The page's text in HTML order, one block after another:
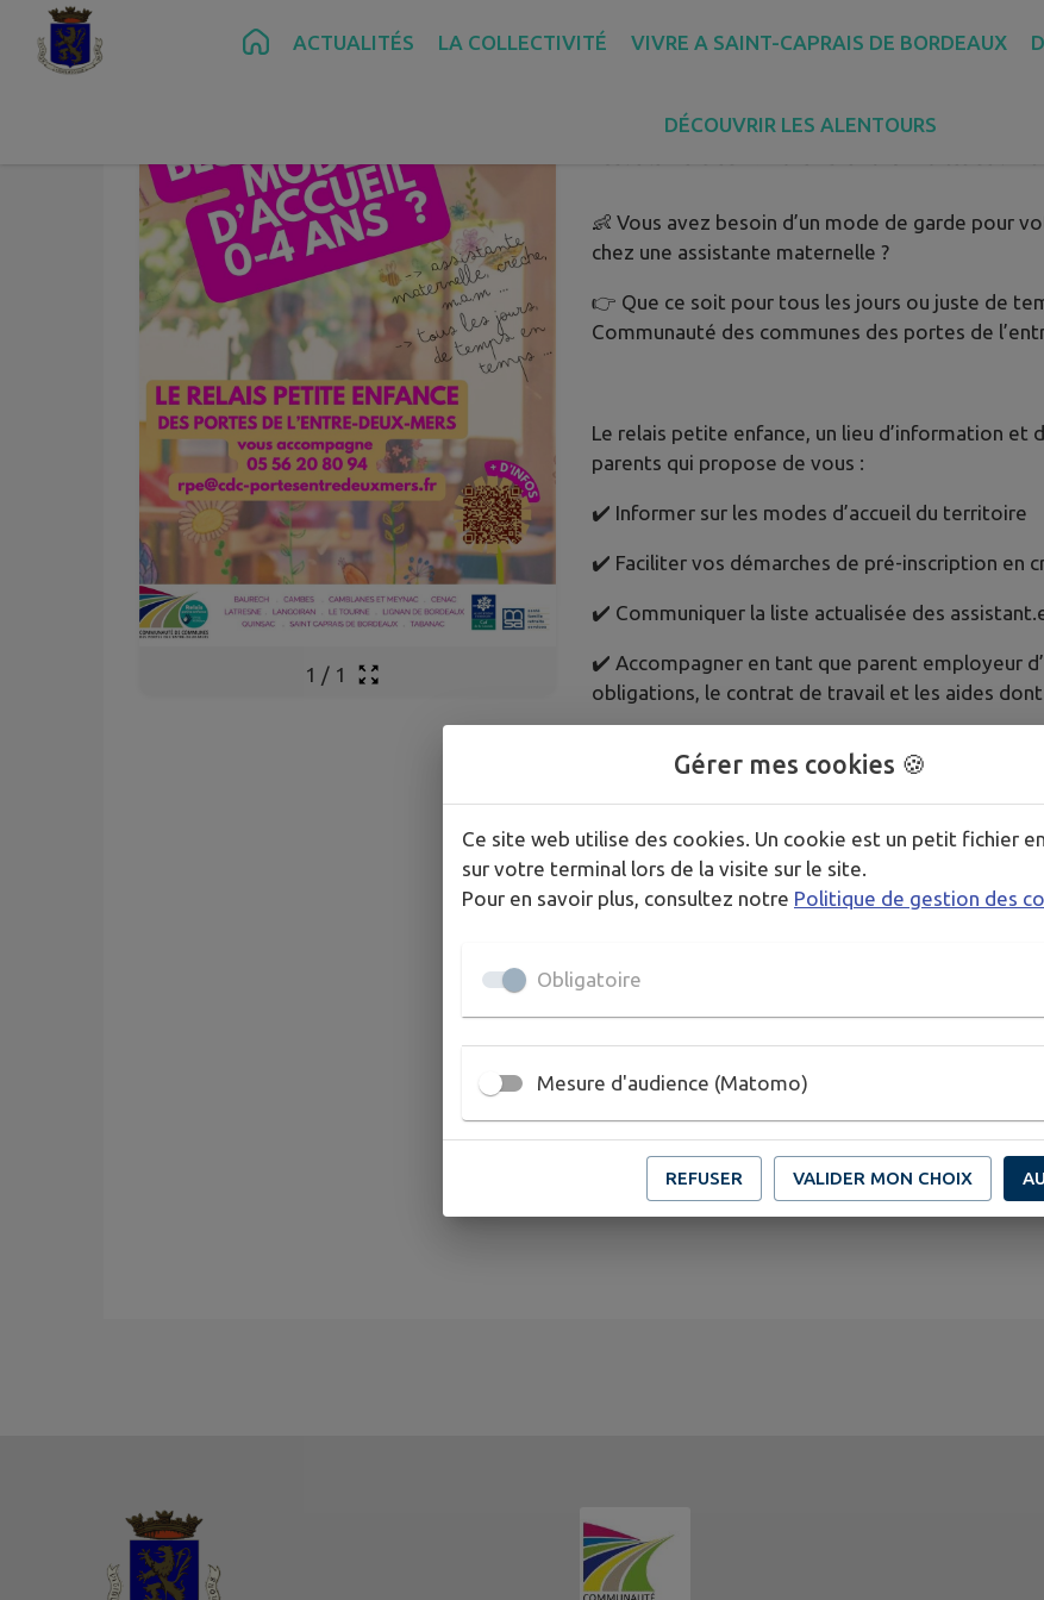
Contenu Recherche Pied de page
ACTUALITÉS LA COLLECTIVITÉ VIVRE A SAINT-CAPRAIS DE BORDEAUX
DÉCOUVRIR LES ALENTOURS
1 / 1
👶 Vous avez besoin d’un mode de garde pour
chez une assistante maternelle ?
👉 Que ce soit pour tous les jours ou juste de
Communauté des communes des portes de
Le relais petite enfance, un lieu d’information et
parents qui propose de vous :
✔️ Informer sur les modes d’accueil du territoire
✔️ Faciliter vos démarches de pré-inscription en
✔️ Communiquer la liste actualisée des
✔️ Accompagner en tant que parent employeur
obligations, le contrat de travail et les aides
Pour plus d’informations, vous pouvez
https://www.cdc-portesentredeuxmers.fr/
3ans/
Pour nous contacter 📞 05 56 20 80 94 📧
Gérer mes cookies 🍪
Ce site web utilise des cookies. Un cookie est un petit fichier
sur votre terminal lors de la visite sur le site.
Pour en savoir plus, consultez notre Politique de gestion des
Obligatoire
Mesure d'audience (Matomo)
REFUSER VALIDER MON CHOIX